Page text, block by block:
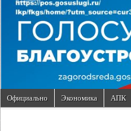
Main menu
Skip to content
Официально Экономика АПК